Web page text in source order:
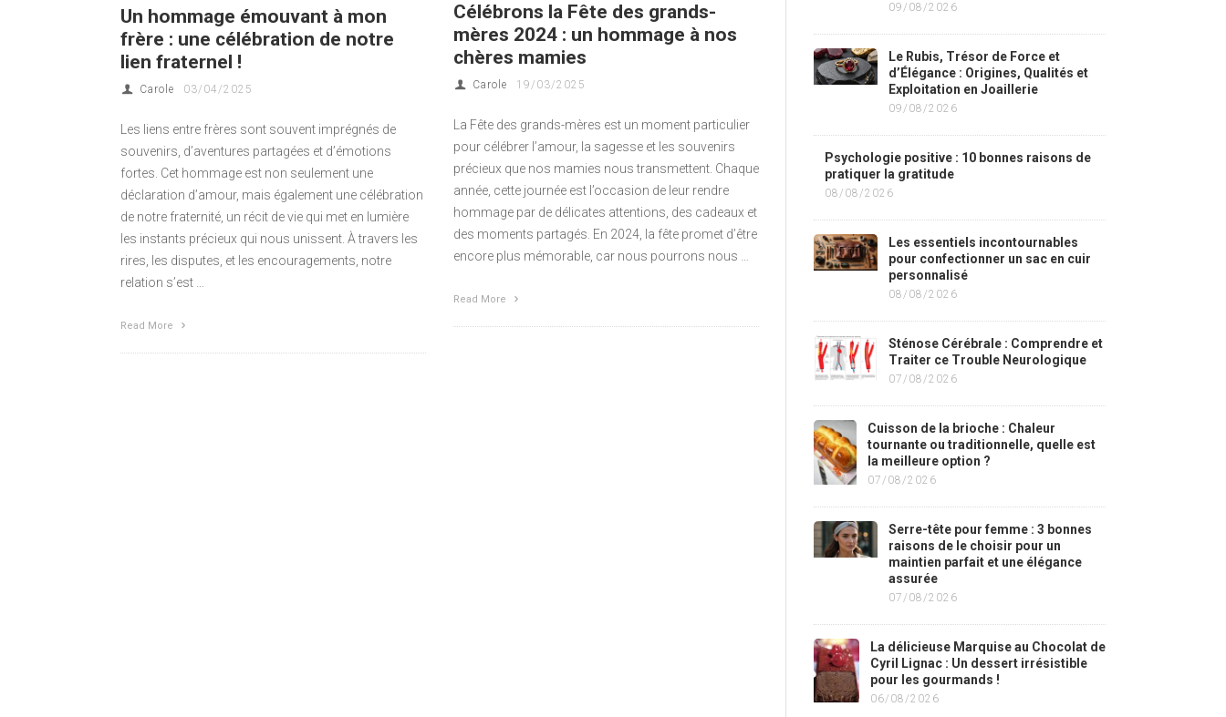
Un hommage émouvant à mon
frère : une célébration de notre
lien fraternel !
Carole 03/04/2025
Les liens entre frères sont souvent imprégnés de
souvenirs, d’aventures partagées et d’émotions
fortes. Cet hommage est non seulement une
déclaration d’amour, mais également une célébration
de notre fraternité, un récit de vie qui met en lumière
les instants précieux qui nous unissent. À travers les
rires, les disputes, et les encouragements, notre
relation s’est …
Read More
Célébrons la Fête des grands-
mères 2024 : un hommage à nos
chères mamies
Carole 19/03/2025
La Fête des grands-mères est un moment particulier
pour célébrer l’amour, la sagesse et les souvenirs
précieux que nos mamies nous transmettent. Chaque
année, cette journée est l’occasion de leur rendre
hommage par de délicates attentions, des cadeaux et
des moments partagés. En 2024, la fête promet d’être
encore plus mémorable, car nous pourrons nous …
Read More
09/08/2026
Le Rubis, Trésor de Force et
d’Élégance : Origines, Qualités et
Exploitation en Joaillerie
09/08/2026
Psychologie positive : 10 bonnes raisons de
pratiquer la gratitude
08/08/2026
Les essentiels incontournables
pour confectionner un sac en cuir
personnalisé
08/08/2026
Sténose Cérébrale : Comprendre et
Traiter ce Trouble Neurologique
07/08/2026
Cuisson de la brioche : Chaleur
tournante ou traditionnelle, quelle est
la meilleure option ?
07/08/2026
Serre-tête pour femme : 3 bonnes
raisons de le choisir pour un
maintien parfait et une élégance
assurée
07/08/2026
La délicieuse Marquise au Chocolat de
Cyril Lignac : Un dessert irrésistible
pour les gourmands !
06/08/2026